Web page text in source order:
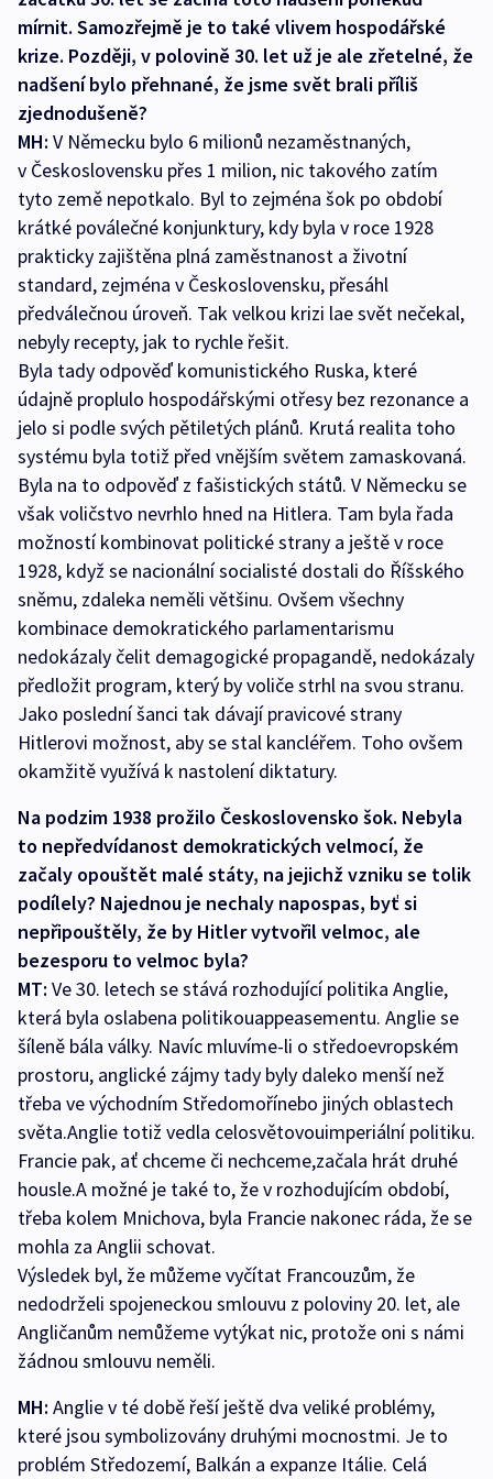
mírnit. Samozřejmě je to také vlivem hospodářské
krize. Později, v polovině 30. let už je ale zřetelné, že
nadšení bylo přehnané, že jsme svět brali příliš
zjednodušeně?
MH: V Německu bylo 6 milionů nezaměstnaných,
v Československu přes 1 milion, nic takového zatím
tyto země nepotkalo. Byl to zejména šok po období
krátké poválečné konjunktury, kdy byla v roce 1928
prakticky zajištěna plná zaměstnanost a životní
standard, zejména v Československu, přesáhl
předválečnou úroveň. Tak velkou krizi lae svět nečekal,
nebyly recepty, jak to rychle řešit.
Byla tady odpověď komunistického Ruska, které
údajně proplulo hospodářskými otřesy bez rezonance a
jelo si podle svých pětiletých plánů. Krutá realita toho
systému byla totiž před vnějším světem zamaskovaná.
Byla na to odpověď z fašistických států. V Německu se
však voličstvo nevrhlo hned na Hitlera. Tam byla řada
možností kombinovat politické strany a ještě v roce
1928, když se nacionální socialisté dostali do Říšského
sněmu, zdaleka neměli většinu. Ovšem všechny
kombinace demokratického parlamentarismu
nedokázaly čelit demagogické propagandě, nedokázaly
předložit program, který by voliče strhl na svou stranu.
Jako poslední šanci tak dávají pravicové strany
Hitlerovi možnost, aby se stal kancléřem. Toho ovšem
okamžitě využívá k nastolení diktatury.
Na podzim 1938 prožilo Československo šok. Nebyla
to nepředvídanost demokratických velmocí, že
začaly opouštět malé státy, na jejichž vzniku se tolik
podílely? Najednou je nechaly napospas, byť si
nepřipouštěly, že by Hitler vytvořil velmoc, ale
bezesporu to velmoc byla?
MT: Ve 30. letech se stává rozhodující politika Anglie,
která byla oslabena politikouappeasementu. Anglie se
šíleně bála války. Navíc mluvíme-li o středoevropském
prostoru, anglické zájmy tady byly daleko menší než
třeba ve východním Středomořínebo jiných oblastech
světa.Anglie totiž vedla celosvětovouimperiální politiku.
Francie pak, ať chceme či nechceme,začala hrát druhé
housle.A možné je také to, že v rozhodujícím období,
třeba kolem Mnichova, byla Francie nakonec ráda, že se
mohla za Anglii schovat.
Výsledek byl, že můžeme vyčítat Francouzům, že
nedodrželi spojeneckou smlouvu z poloviny 20. let, ale
Angličanům nemůžeme vytýkat nic, protože oni s námi
žádnou smlouvu neměli.
MH: Anglie v té době řeší ještě dva veliké problémy,
které jsou symbolizovány druhými mocnostmi. Je to
problém Středozemí, Balkán a expanze Itálie. Celá